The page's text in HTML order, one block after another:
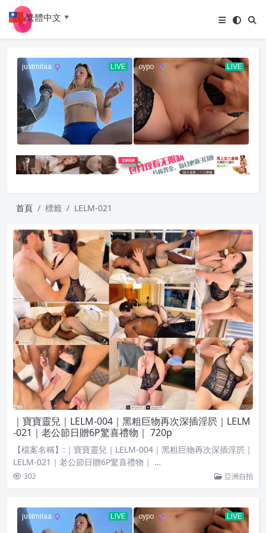
首頁 標籤 LELM-021
｜寶寶靈兒｜LELM-004｜黑粗巨物再次深插淫屄｜LELM
-021｜老公節日贈6P驚喜禮物｜ 720p
【檔案名稱】:｜寶寶靈兒｜LELM-004｜黑粗巨物再次深插淫屄｜
LELM-021｜老公節日贈6P驚喜禮物｜ …
302 亞洲自拍
繁體中文 ▼